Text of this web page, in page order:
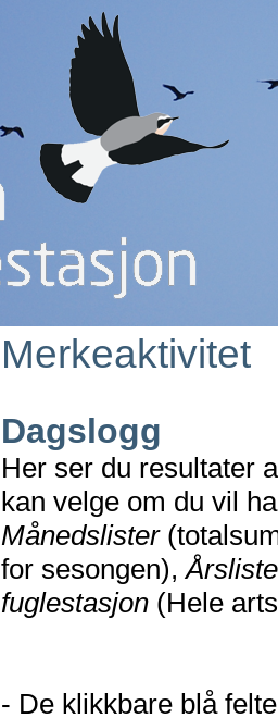
Merkeaktivitet
Dagslogg
Her ser du resultater
kan velge om du vil
Månedslister
for sesongen),
fuglestasjon (Hele
- De klikkbare blå